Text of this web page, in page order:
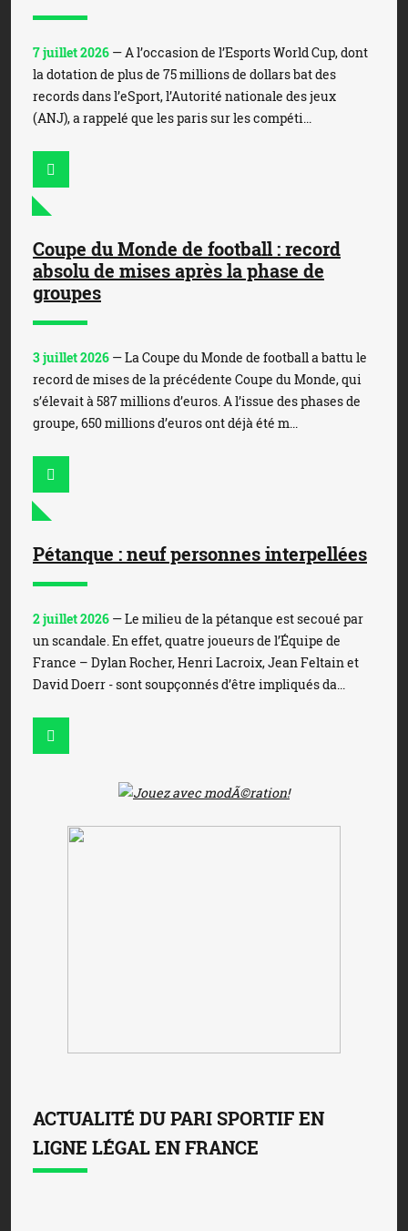
7 juillet 2026 — A l’occasion de l’Esports World Cup, dont
la dotation de plus de 75 millions de dollars bat des
records dans l’eSport, l’Autorité nationale des jeux
(ANJ), a rappelé que les paris sur les compéti...
Coupe du Monde de football : record
absolu de mises après la phase de
groupes
3 juillet 2026 — La Coupe du Monde de football a battu le
record de mises de la précédente Coupe du Monde, qui
s’élevait à 587 millions d’euros. A l’issue des phases de
groupe, 650 millions d’euros ont déjà été m...
Pétanque : neuf personnes interpellées
2 juillet 2026 — Le milieu de la pétanque est secoué par
un scandale. En effet, quatre joueurs de l’Équipe de
France – Dylan Rocher, Henri Lacroix, Jean Feltain et
David Doerr - sont soupçonnés d’être impliqués da...
ACTUALITÉ DU PARI SPORTIF EN
LIGNE LÉGAL EN FRANCE